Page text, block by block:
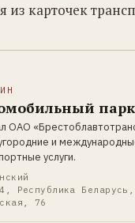
из карточек
ОАО
и
услуги.
Республика
76